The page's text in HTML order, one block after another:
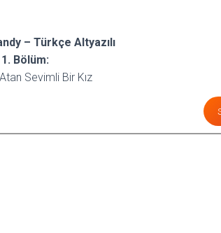
– Türkçe Altyazılı
1. Bölüm:
Sevimli Bir Kız